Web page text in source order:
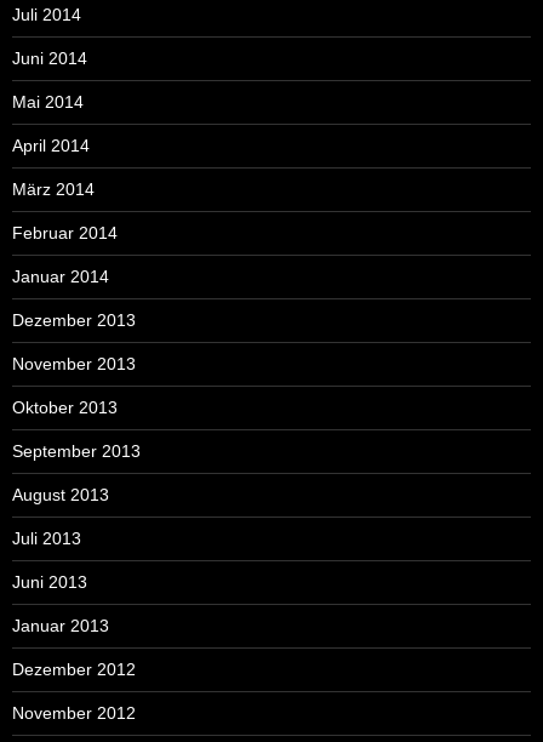
Juli 2014
Juni 2014
Mai 2014
April 2014
März 2014
Februar 2014
Januar 2014
Dezember 2013
November 2013
Oktober 2013
September 2013
August 2013
Juli 2013
Juni 2013
Januar 2013
Dezember 2012
November 2012